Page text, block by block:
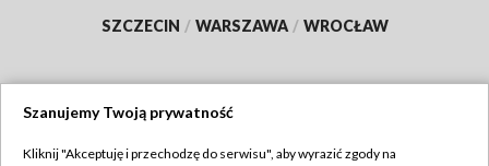
SZCZECIN / WARSZAWA / WROCŁAW
Szanujemy Twoją prywatność
Kliknij "Akceptuję i przechodzę do serwisu", aby wyrazić zgody na